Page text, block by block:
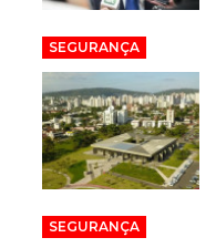
SEGURANÇA
SEGURANÇA